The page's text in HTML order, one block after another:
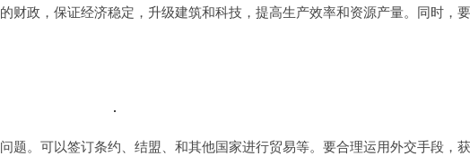
财政，保证经济稳定，升级建筑和科技，提高生产效率和资源产量。同时，
题。可以签订条约、结盟、和其他国家进行贸易等。要合理运用外交手段，